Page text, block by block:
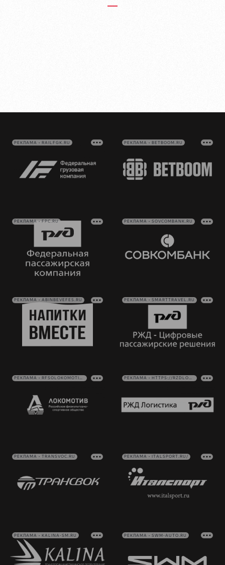
РЕКЛАМА • RAILFGK.RU РЕКЛАМА • BETBOOM.RU
РЕКЛАМА • FPC.RU РЕКЛАМА • SOVCOMBANK.RU
РЕКЛАМА • ABINBEVEFES.RU РЕКЛАМА • SMARTTRAVEL.RU
РЕКЛАМА • RFSOLOKOMOTIV.RU РЕКЛАМА • HTTPS://RZDLOG.RU/
РЕКЛАМА • TRANSVOC.RU РЕКЛАМА • ITALSPORT.RU/
РЕКЛАМА • KALINA-SM.RU РЕКЛАМА • SWM-AUTO.RU